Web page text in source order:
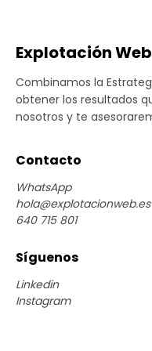
Explotación Web
Combinamos la
obtener los resultados
nosotros y te
Contacto
WhatsApp
hola@explotacionweb.es
640 715 801
Síguenos
Linkedin
Instagram